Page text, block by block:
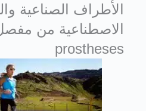
الأطراف الصناعية
prostheses